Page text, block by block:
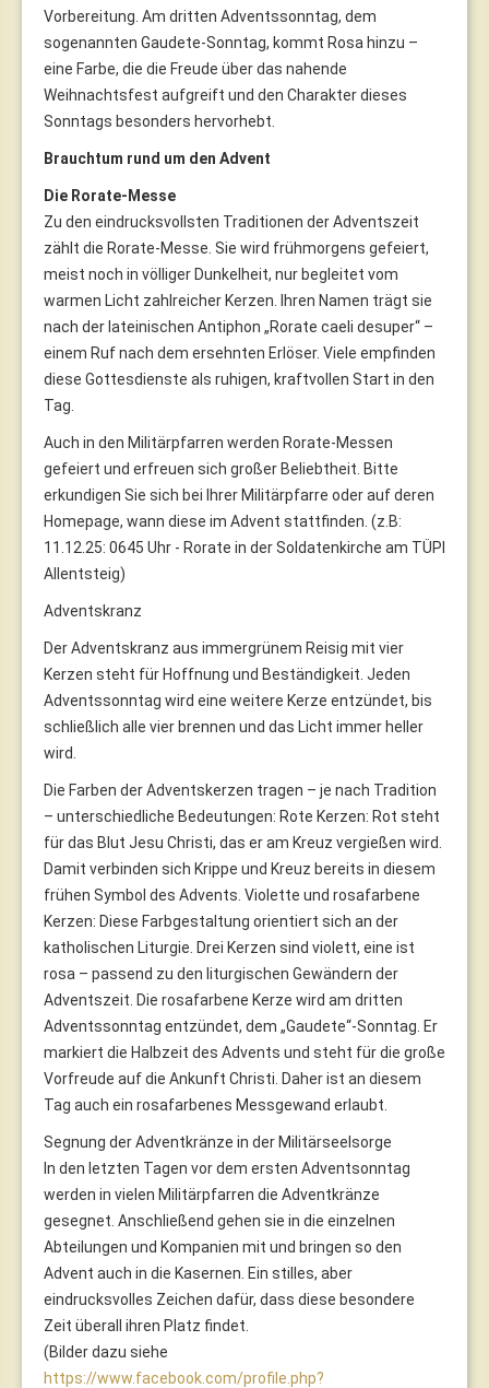
Vorbereitung. Am dritten Adventssonntag, dem
sogenannten Gaudete-Sonntag, kommt Rosa hinzu –
eine Farbe, die die Freude über das nahende
Weihnachtsfest aufgreift und den Charakter dieses
Sonntags besonders hervorhebt.
Brauchtum rund um den Advent
Die Rorate-Messe
Zu den eindrucksvollsten Traditionen der Adventszeit
zählt die Rorate-Messe. Sie wird frühmorgens gefeiert,
meist noch in völliger Dunkelheit, nur begleitet vom
warmen Licht zahlreicher Kerzen. Ihren Namen trägt sie
nach der lateinischen Antiphon „Rorate caeli desuper“ –
einem Ruf nach dem ersehnten Erlöser. Viele empfinden
diese Gottesdienste als ruhigen, kraftvollen Start in den
Tag.
Auch in den Militärpfarren werden Rorate-Messen
gefeiert und erfreuen sich großer Beliebtheit. Bitte
erkundigen Sie sich bei Ihrer Militärpfarre oder auf deren
Homepage, wann diese im Advent stattfinden. (z.B:
11.12.25: 0645 Uhr - Rorate in der Soldatenkirche am TÜPl
Allentsteig)
Adventskranz
Der Adventskranz aus immergrünem Reisig mit vier
Kerzen steht für Hoffnung und Beständigkeit. Jeden
Adventssonntag wird eine weitere Kerze entzündet, bis
schließlich alle vier brennen und das Licht immer heller
wird.
Die Farben der Adventskerzen tragen – je nach Tradition
– unterschiedliche Bedeutungen: Rote Kerzen: Rot steht
für das Blut Jesu Christi, das er am Kreuz vergießen wird.
Damit verbinden sich Krippe und Kreuz bereits in diesem
frühen Symbol des Advents. Violette und rosafarbene
Kerzen: Diese Farbgestaltung orientiert sich an der
katholischen Liturgie. Drei Kerzen sind violett, eine ist
rosa – passend zu den liturgischen Gewändern der
Adventszeit. Die rosafarbene Kerze wird am dritten
Adventssonntag entzündet, dem „Gaudete“-Sonntag. Er
markiert die Halbzeit des Advents und steht für die große
Vorfreude auf die Ankunft Christi. Daher ist an diesem
Tag auch ein rosafarbenes Messgewand erlaubt.
Segnung der Adventkränze in der Militärseelsorge
In den letzten Tagen vor dem ersten Adventsonntag
werden in vielen Militärpfarren die Adventkränze
gesegnet. Anschließend gehen sie in die einzelnen
Abteilungen und Kompanien mit und bringen so den
Advent auch in die Kasernen. Ein stilles, aber
eindrucksvolles Zeichen dafür, dass diese besondere
Zeit überall ihren Platz findet.
(Bilder dazu siehe
https://www.facebook.com/profile.php?